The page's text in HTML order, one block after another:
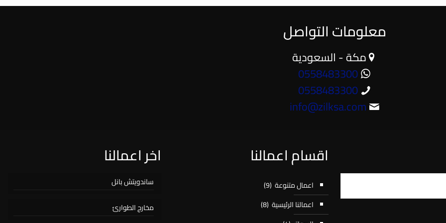
معلومات التواصل
مكة - السعودية
0558483300
0558483300
info@zilksa.com
اقسام اعمالنا
اعمال متنوعة (9)
اعمالنا الرئيسية (8)
اخر اعمالنا
ساندويتش بانل
مخارج الطوارئ